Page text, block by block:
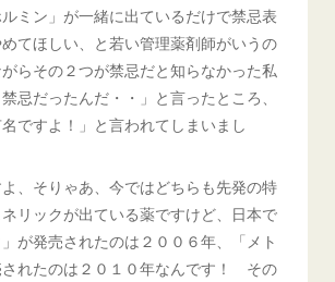
ミン」が一緒に出ているだけで禁忌表
てほしい、と若い管理薬剤師がいうの
らその２つが禁忌だと知らなかった私
忌だったんだ・・」と言ったところ、
名ですよ！」と言われてしまいまし
、そりゃあ、今ではどちらも先発の特
リックが出ている薬ですけど、日本で
」が発売されたのは２００６年、「メト
されたのは２０１０年なんです！ その